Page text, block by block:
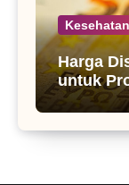
Harga
untuk